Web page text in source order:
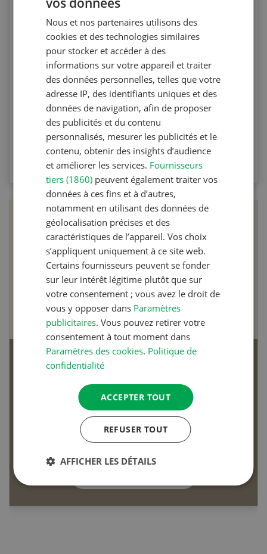
Agri Quiz sur le désherbage
mécanique
Testez vos connaissances en participant à
l’Agri Quiz de la Revue UFA. Les questions
portent sur le désherbage mécanique et les
machines spécifiques.
VERS LE QUIZ
Articles biologiques
Dossier Articles biologiques
Nous et nos partenaires utilisons des
cookies et des technologies similaires
pour stocker et accéder à des
informations sur votre appareil et traiter
des données personnelles, telles que votre
adresse IP, des identifiants uniques et des
données de navigation, afin de proposer
des publicités et du contenu
personnalisés, mesurer les publicités et le
contenu, obtenir des insights d’audience
et améliorer les services. Fournisseurs
tiers (1860) peuvent également traiter vos
données à ces fins et à d’autres,
notamment en utilisant des données de
géolocalisation précises et des
caractéristiques de l’appareil. Vos choix
s’appliquent uniquement à ce site web.
Certains fournisseurs peuvent se fonder
sur leur intérêt légitime plutôt que sur
votre consentement ; vous avez le droit de
vous y opposer dans Paramètres
publicitaires. Vous pouvez retirer votre
consentement à tout moment dans
Paramètres des cookies. Politique de
confidentialité
ACCEPTER TOUT
REFUSER TOUT
AFFICHER LES DÉTAILS